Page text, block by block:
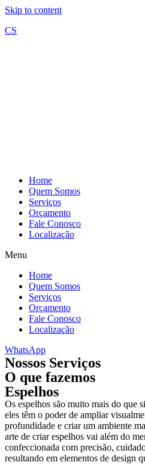
Skip to content
CS
Home
Quem Somos
Serviços
Orçamento
Fale Conosco
Localização
Menu
Home
Quem Somos
Serviços
Orçamento
Fale Conosco
Localização
WhatsApp
Nossos Serviços
O que fazemos
Espelhos
Os espelhos são muito mais do que
eles têm o poder de ampliar
profundidade e criar um ambiente
arte de criar espelhos vai além do
confeccionada com precisão,
resultando em elementos de design